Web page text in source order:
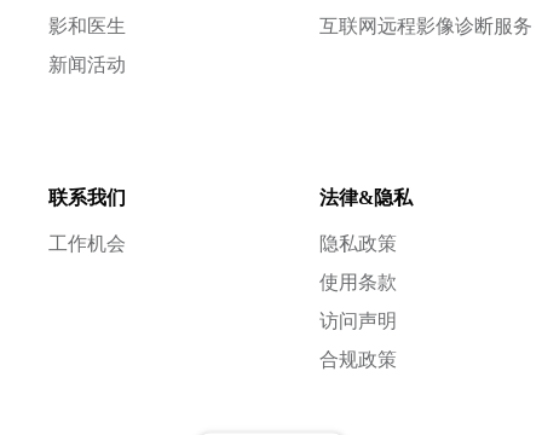
影和医生
新闻活动
互联网远程影像诊断服务
联系我们
工作机会
法律&隐私
隐私政策
使用条款
访问声明
合规政策